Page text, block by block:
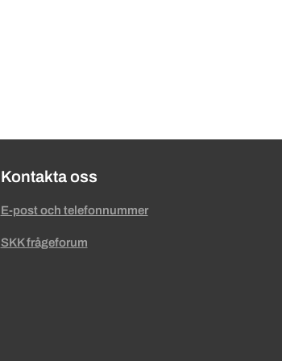
Kontakta oss
E-post och telefonnummer
SKK frågeforum